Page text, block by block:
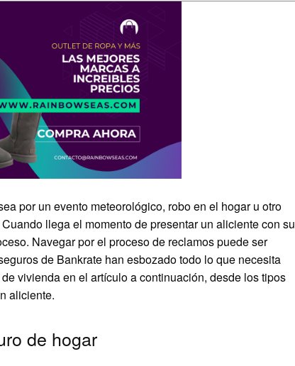
por un evento meteorológico, robo en el hogar u otro
llega el momento de presentar un aliciente con su
Navegar por el proceso de reclamos puede ser
de Bankrate han esbozado todo lo que necesita
vivienda en el artículo a continuación, desde los tipos
aliciente.
de hogar